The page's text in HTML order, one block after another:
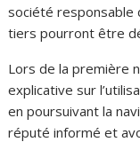
société responsable
tiers pourront être
Lors de la première
explicative sur
en poursuivant la
réputé informé et